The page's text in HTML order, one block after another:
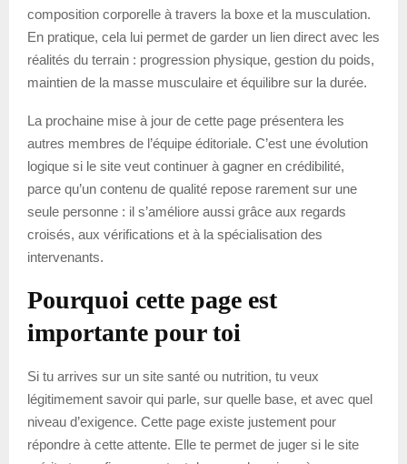
composition corporelle à travers la boxe et la musculation.
En pratique, cela lui permet de garder un lien direct avec les
réalités du terrain : progression physique, gestion du poids,
maintien de la masse musculaire et équilibre sur la durée.
La prochaine mise à jour de cette page présentera les
autres membres de l’équipe éditoriale. C’est une évolution
logique si le site veut continuer à gagner en crédibilité,
parce qu’un contenu de qualité repose rarement sur une
seule personne : il s’améliore aussi grâce aux regards
croisés, aux vérifications et à la spécialisation des
intervenants.
Pourquoi cette page est
importante pour toi
Si tu arrives sur un site santé ou nutrition, tu veux
légitimement savoir qui parle, sur quelle base, et avec quel
niveau d’exigence. Cette page existe justement pour
répondre à cette attente. Elle te permet de juger si le site